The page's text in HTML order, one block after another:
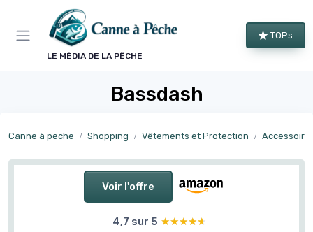
LE MÉDIA DE LA PÊCHE
TOPs
Bassdash
Canne à peche Shopping Vêtements et Protection
Voir l'offre
4,7 sur 5 ★★★★★
★★★★★
Panneau de gestion des cookies